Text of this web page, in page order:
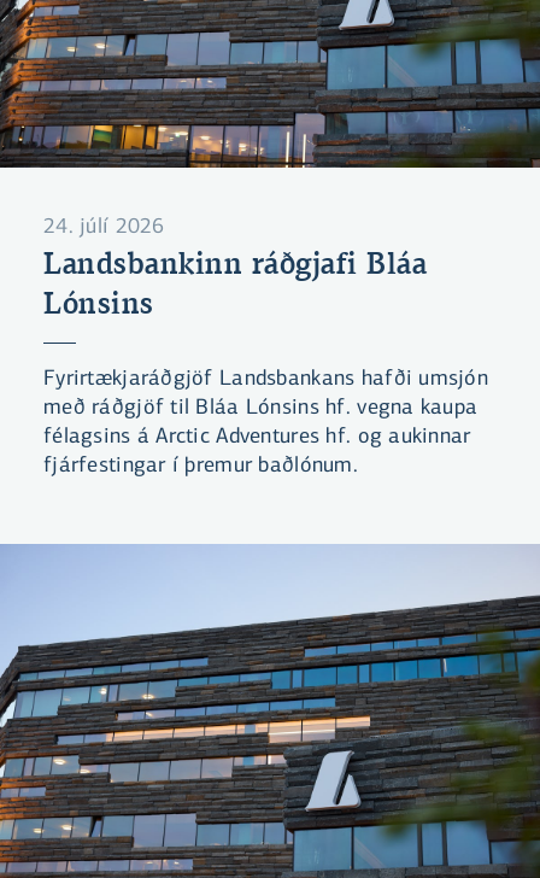
24. júlí 2026
Landsbankinn ráðgjafi Bláa
Lónsins
Fyrirtækjaráðgjöf Landsbankans hafði umsjón
með ráðgjöf til Bláa Lónsins hf. vegna kaupa
félagsins á Arctic Adventures hf. og aukinnar
fjárfestingar í þremur baðlónum.